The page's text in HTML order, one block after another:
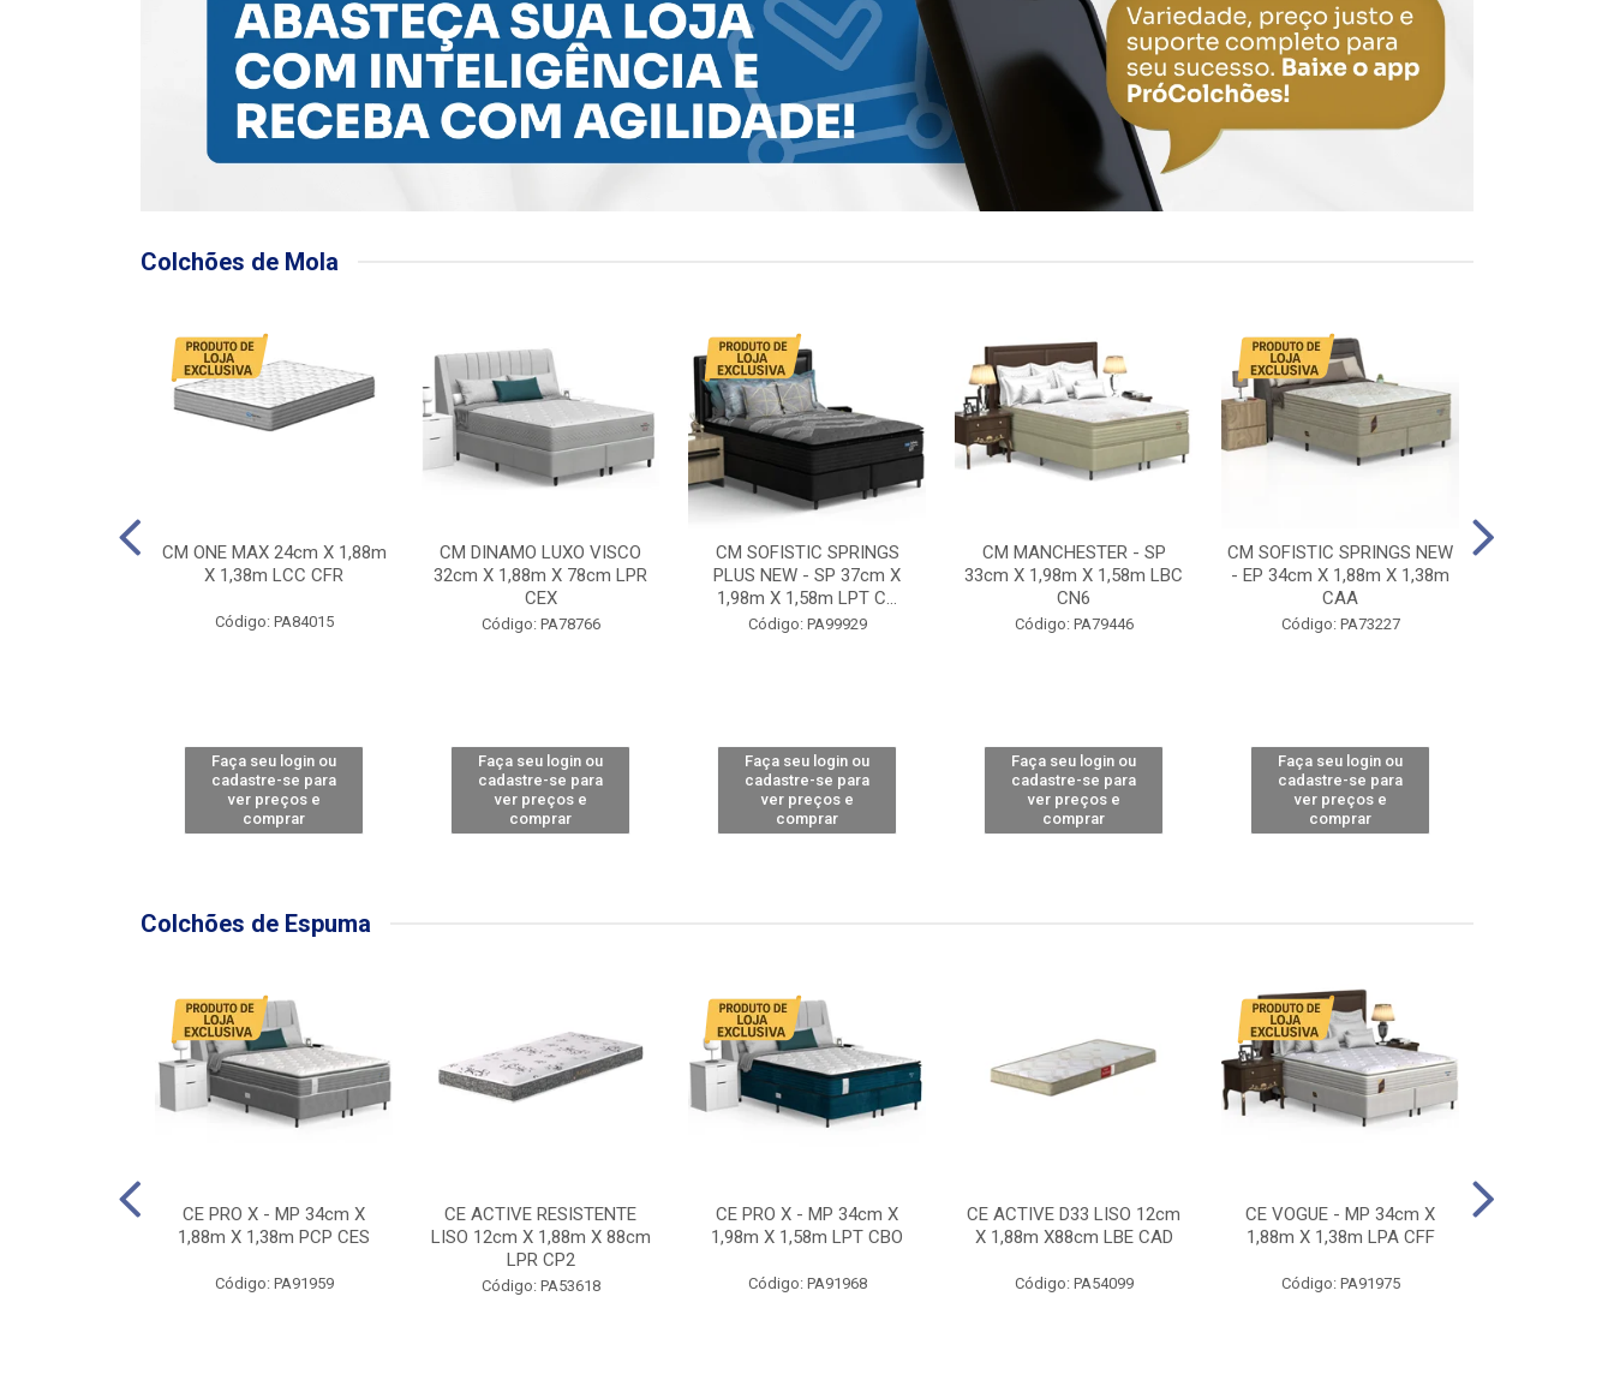
Colchões de Mola
CM ONE MAX 24cm X 1,88m
X 1,38m LCC CFR
Código: PA84015
Faça seu login ou
cadastre-se para
ver preços e
comprar
CM DINAMO LUXO VISCO
32cm X 1,88m X 78cm LPR
CEX
Código: PA78766
Faça seu login ou
cadastre-se para
ver preços e
comprar
CM SOFISTIC SPRINGS
PLUS NEW - SP 37cm X
1,98m X 1,58m LPT C...
Código: PA99929
Faça seu login ou
cadastre-se para
ver preços e
comprar
CM MANCHESTER - SP
33cm X 1,98m X 1,58m LBC
CN6
Código: PA79446
Faça seu login ou
cadastre-se para
ver preços e
comprar
CM SOFISTIC SPRINGS NEW
- EP 34cm X 1,88m X 1,38m
CAA
Código: PA73227
Faça seu login ou
cadastre-se para
ver preços e
comprar
Colchões de Espuma
CE PRO X - MP 34cm X
1,88m X 1,38m PCP CES
Código: PA91959
CE ACTIVE RESISTENTE
LISO 12cm X 1,88m X 88cm
LPR CP2
Código: PA53618
CE PRO X - MP 34cm X
1,98m X 1,58m LPT CBO
Código: PA91968
CE ACTIVE D33 LISO 12cm
X 1,88m X88cm LBE CAD
Código: PA54099
CE VOGUE - MP 34cm X
1,88m X 1,38m LPA CFF
Código: PA91975